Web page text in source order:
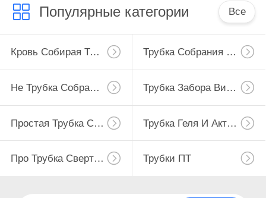
собрания крови
Трубка геля и
активатора сгустка
Популярные категории Все
Кровь Собирая Трубку Трубка Собрания Крови Вакуума
Не Трубка Собрания Крови Вакуума Трубка Забора Вируса
Простая Трубка Собрания Крови Трубка Геля И Активатора Сгустка Крови
Про Трубка Свертывания Трубки ПТ